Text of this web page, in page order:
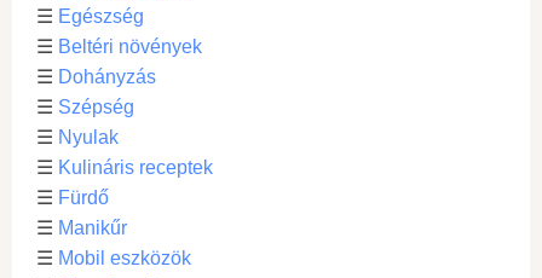
☰ Egészség
☰ Beltéri növények
☰ Dohányzás
☰ Szépség
☰ Nyulak
☰ Kulináris receptek
☰ Fürdő
☰ Manikűr
☰ Mobil eszközök